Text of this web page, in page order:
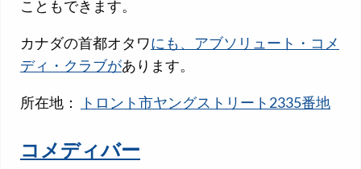
こともできます。
カナダの首都オタワにも、アブソリュート・コメ
ディ・クラブがあります。
所在地： トロント市ヤングストリート2335番地
コメディバー